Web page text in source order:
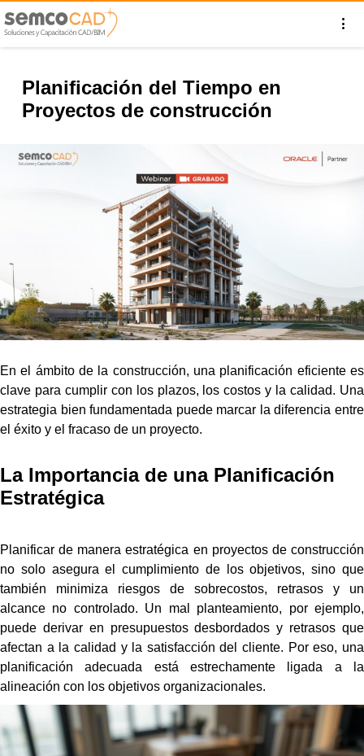
Planificación del Tiempo en
Proyectos de construcción
En el ámbito de la construcción, una planificación eficiente es
clave para cumplir con los plazos, los costos y la calidad. Una
estrategia bien fundamentada puede marcar la diferencia entre
el éxito y el fracaso de un proyecto.
La Importancia de una Planificación
Estratégica
Planificar de manera estratégica en proyectos de construcción
no solo asegura el cumplimiento de los objetivos, sino que
también minimiza riesgos de sobrecostos, retrasos y un
alcance no controlado. Un mal planteamiento, por ejemplo,
puede derivar en presupuestos desbordados y retrasos que
afectan a la calidad y la satisfacción del cliente. Por eso, una
planificación adecuada está estrechamente ligada a la
alineación con los objetivos organizacionales.